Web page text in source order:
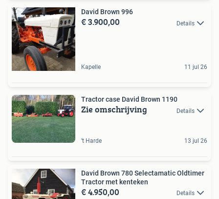
David Brown 996
€ 3.900,00 Details
Kapelle 11 jul 26
Tractor case David Brown 1190
Zie omschrijving Details
't Harde 13 jul 26
David Brown 780 Selectamatic Oldtimer
Tractor met kenteken
€ 4.950,00 Details